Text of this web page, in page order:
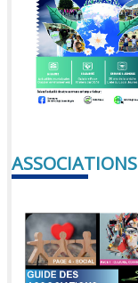
ASSOCIATIONS